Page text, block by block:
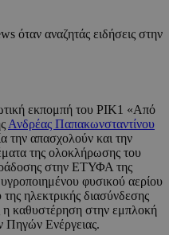
όταν αναζητάς ειδήσεις στην
εκπομπή του ΡΙΚ1 «Από
Ανδρέας Παπακωνσταντίνου
την απασχολούν και την
της ολοκλήρωσης του
στην ΕΤΥΦΑ της
φυσικού αερίου
ηλεκτρικής διασύνδεσης
καθυστέρηση στην εμπλοκή
Πηγών Ενέργειας.